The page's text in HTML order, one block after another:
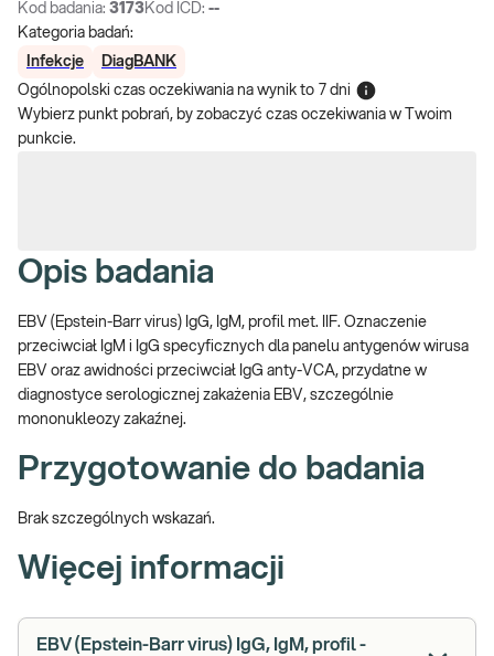
Kod badania: 3173Kod ICD: --
Kategoria badań:
Infekcje
DiagBANK
Ogólnopolski czas oczekiwania na wynik to 7 dni
Wybierz punkt pobrań, by zobaczyć czas oczekiwania w Twoim
punkcie.
Opis badania
EBV (Epstein-Barr virus) IgG, IgM, profil met.
IIF. Oznaczenie
przeciwciał IgM i IgG specyficznych dla panelu antygenów wirusa
EBV oraz awidności przeciwciał IgG anty-VCA, przydatne w
diagnostyce serologicznej zakażenia EBV, szczególnie
mononukleozy zakaźnej.
Przygotowanie do badania
Brak szczególnych wskazań.
Więcej informacji
EBV (Epstein-Barr virus) IgG, IgM, profil -